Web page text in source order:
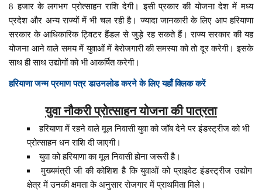
8 हजार के लगभग प्रोत्साहन राशि देगी। इसी प्रकार की योजना देश में मध्य
प्रदेश और अन्य राज्यों में भी चल रही है। ज्यादा जानकारी के लिए आप हरियाणा
सरकार के आधिकारिक ट्विटर हैंडल से जुड़े रह सकते हैं। राज्य सरकार की यह
योजना आने वाले समय में युवाओं में बेरोजगारी की समस्या को तो दूर करेगी। इसके
साथ ही साथ उद्योगों को भी आकर्षित करेगी।
हरियाणा जन्म प्रमाण पत्र डाउनलोड करने के लिए यहाँ क्लिक करें
युवा नौकरी प्रोत्साहन योजना की पात्रता
हरियाणा में रहने वाले मूल निवासी युवा को जॉब देने पर इंडस्ट्रीज को भी
प्रोत्साहन धन राशि दी जाएगी।
युवा को हरियाणा का मूल निवासी होना जरूरी है।
मुख्यमंत्री जी की कोशिश है कि युवाओं को प्राइवेट इंडस्ट्रीज उद्योग
क्षेत्र में उनकी क्षमता के अनुसार रोजगार में प्राथमिता मिले।